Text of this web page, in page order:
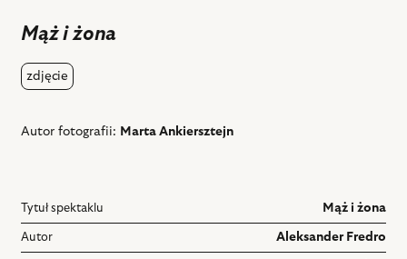
Mąż i żona
zdjęcie
Autor fotografii: Marta Ankiersztejn
Tytuł spektaklu Mąż i żona
Autor Aleksander Fredro